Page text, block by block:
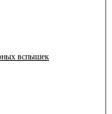
вспышек